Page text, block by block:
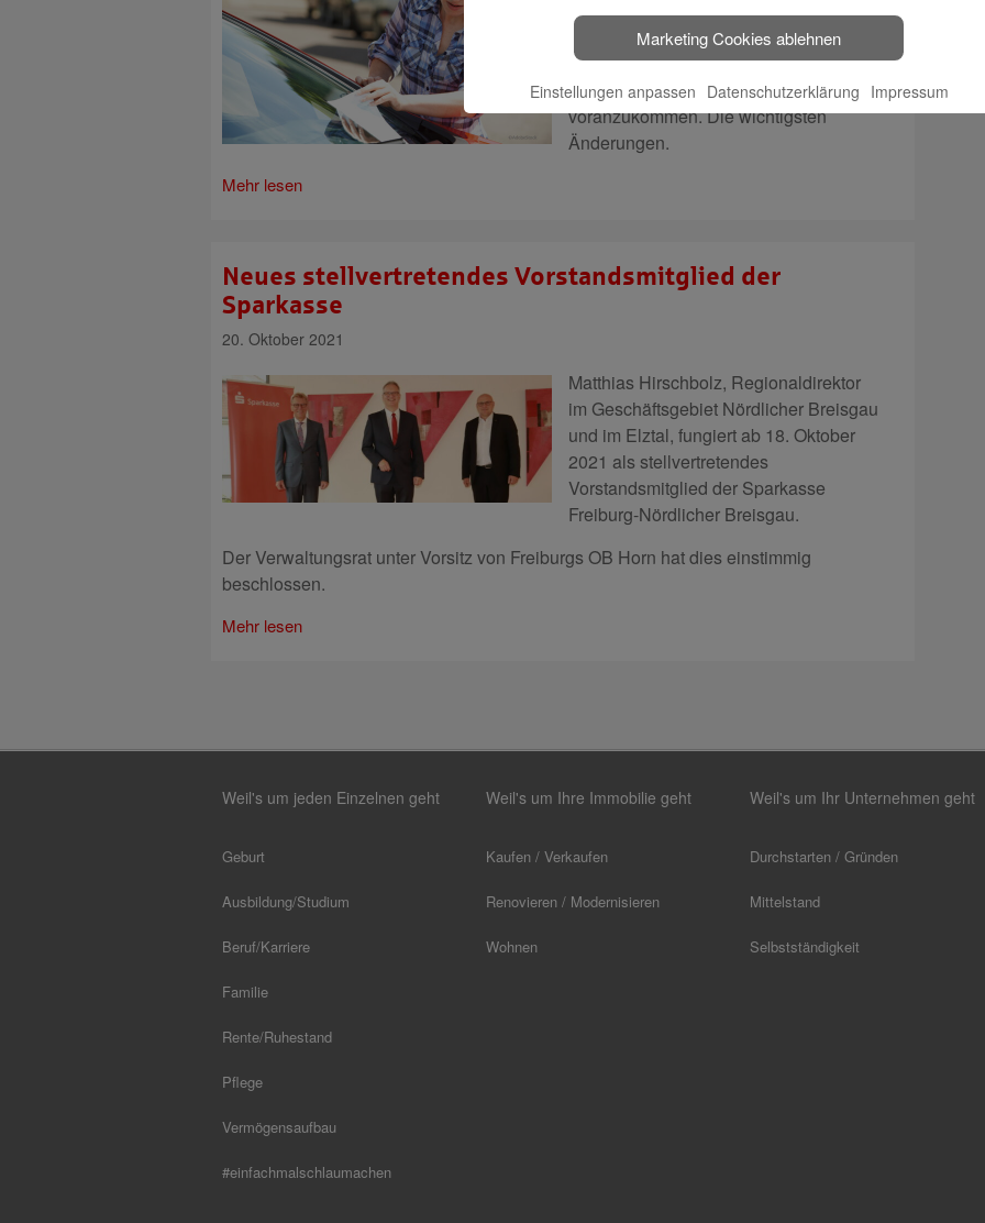
Strafen gelten ab diesem Zeitpunkt für
Temposünder, Falschparker und
Kraftfahrer, die eine Rettungsgasse
benutzen, um durch diese schneller
voranzukommen. Die wichtigsten
Änderungen.
Mehr lesen
Neues stellvertretendes Vorstandsmitglied der
Sparkasse
20. Oktober 2021
Matthias Hirschbolz, Regionaldirektor
im Geschäftsgebiet Nördlicher Breisgau
und im Elztal, fungiert ab 18. Oktober
2021 als stellvertretendes
Vorstandsmitglied der Sparkasse
Freiburg-Nördlicher Breisgau.
Der Verwaltungsrat unter Vorsitz von Freiburgs OB Horn hat dies einstimmig
beschlossen.
Mehr lesen
Weil's um jeden Einzelnen geht
Geburt
Ausbildung/Studium
Beruf/Karriere
Familie
Rente/Ruhestand
Pflege
Vermögensaufbau
#einfachmalschlaumachen
Weil's um Ihre Immobilie geht
Kaufen / Verkaufen
Renovieren / Modernisieren
Wohnen
Weil's um Ihr Unternehmen geht
Durchstarten / Gründen
Mittelstand
Selbstständigkeit
Marketing Cookies ablehnen
Einstellungen anpassen Datenschutzerklärung Impressum